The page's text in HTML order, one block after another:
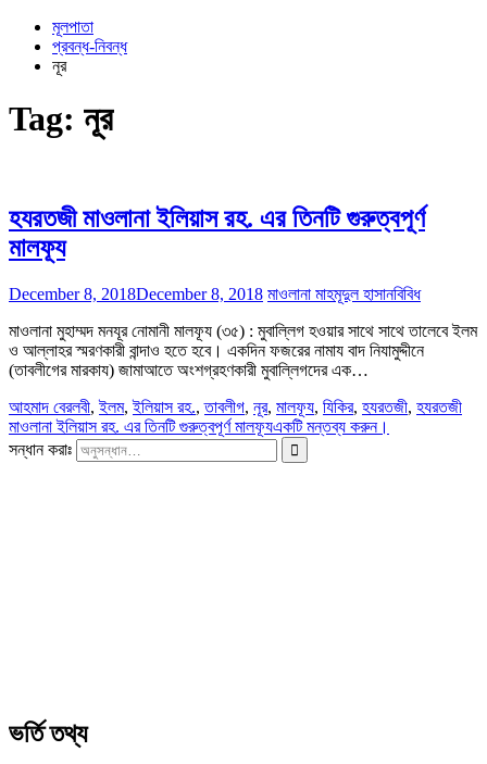
মূলপাতা
প্রবন্ধ-নিবন্ধ
নূর
Tag: নূর
হযরতজী মাওলানা ইলিয়াস রহ. এর তিনটি গুরুত্বপূর্ণ
মালফূয
December 8, 2018December 8, 2018 মাওলানা মাহমূদুল হাসানবিবিধ
মাওলানা মুহাম্মদ মনযূর নোমানী মালফূয (৩৫) : মুবাল্লিগ হওয়ার সাথে সাথে তালেবে ইলম
ও আল্লাহর স্মরণকারী বান্দাও হতে হবে। একদিন ফজরের নামায বাদ নিযামুদ্দীনে
(তাবলীগের মারকায) জামাআতে অংশগ্রহণকারী মুবাল্লিগদের এক…
আহমাদ বেরলবী,ইলম,ইলিয়াস রহ.,তাবলীগ, নূর, মালফূয, যিকির, হযরতজী, হযরতজী
মাওলানা ইলিয়াস রহ. এর তিনটি গুরুত্বপূর্ণ মালফূযএকটি মন্তব্য করুন।
সন্ধান করাঃ
ভর্তি তথ্য